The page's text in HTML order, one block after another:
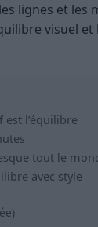
lignes et
visuel
l’équilibre
tout le
avec style